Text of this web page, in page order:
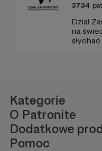
3734
Dział
na
Kategorie
O Patronite
Dodatkowe
Pomoc